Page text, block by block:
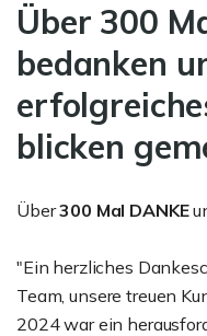
Über 300
bedanken
blicken
Über300 Mal DANKE
"Ein herzliches
Team, unsere treuen
2024 war ein